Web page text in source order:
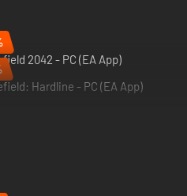
bien plus encore. Avec de
éléments de personnalisation
2042 - PC (EA App)
Hardline - PC (EA App)